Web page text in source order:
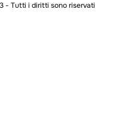
- Tutti i diritti sono riservati